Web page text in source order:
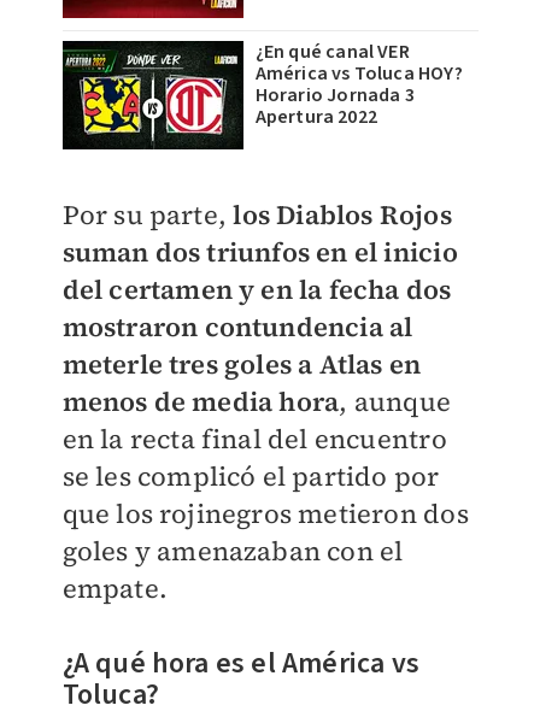
¿En qué canal VER
América vs Toluca HOY?
Horario Jornada 3
Apertura 2022
Por su parte, los Diablos Rojos
suman dos triunfos en el inicio
del certamen y en la fecha dos
mostraron contundencia al
meterle tres goles a Atlas en
menos de media hora, aunque
en la recta final del encuentro
se les complicó el partido por
que los rojinegros metieron dos
goles y amenazaban con el
empate.
¿A qué hora es el América vs
Toluca?